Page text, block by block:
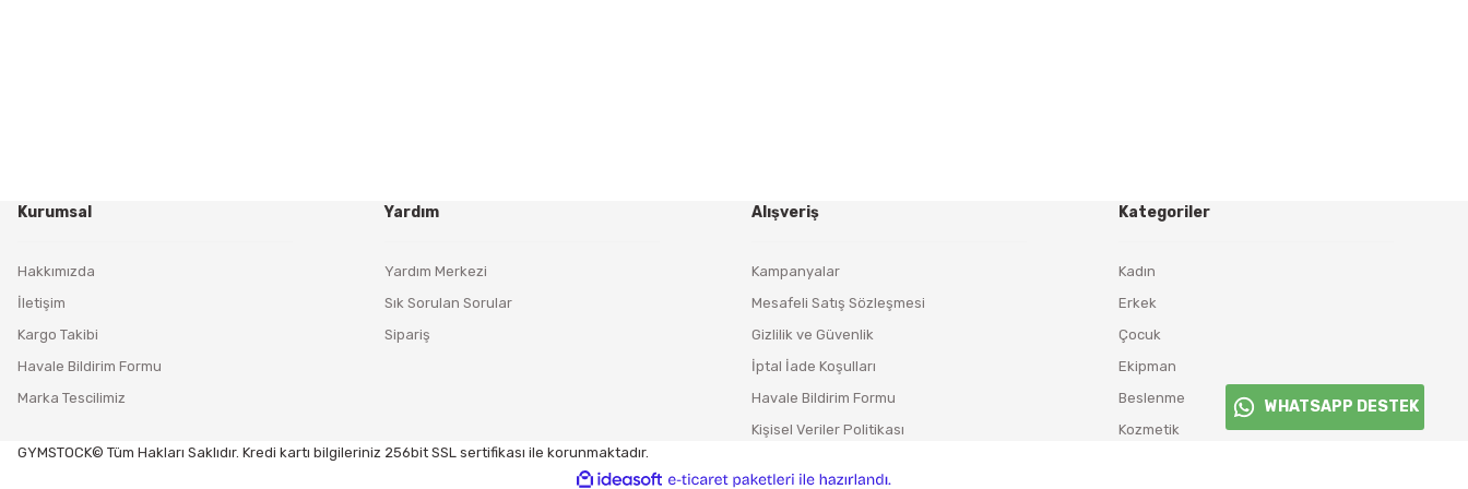
Kurumsal
Hakkımızda
İletişim
Kargo Takibi
Havale Bildirim Formu
Marka Tescilimiz
Yardım
Yardım Merkezi
Sık Sorulan Sorular
Sipariş
Alışveriş
Kampanyalar
Mesafeli Satış Sözleşmesi
Gizlilik ve Güvenlik
İptal İade Koşulları
Havale Bildirim Formu
Kişisel Veriler Politikası
Kategoriler
Kadın
Erkek
Çocuk
Ekipman
Beslenme
Kozmetik
GYMSTOCK© Tüm Hakları Saklıdır. Kredi kartı bilgileriniz 256bit SSL sertifikası ile korunmaktadır.
WHATSAPP DESTEK
ideasoft e-